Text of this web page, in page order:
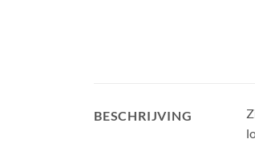
BESCHRIJVING